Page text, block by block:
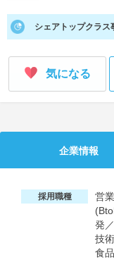
就活支援
適職診断
あなたに合う仕事を診
シェアトップクラス
気になる
企業情報
採用職種
営
発
技
食